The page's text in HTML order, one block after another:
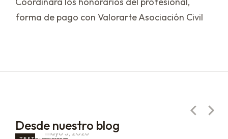
forma de pago con Valorarte Asociación Civil
Desde nuestro blog
Me llamo Daniel.
mayo 5, 2026